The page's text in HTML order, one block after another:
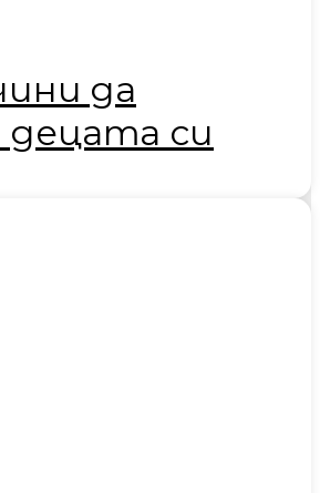
да
си